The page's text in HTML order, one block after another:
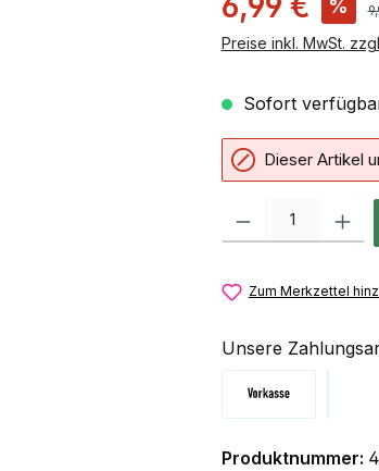
%
Preise inkl. MwSt.
Sofort
Dieser Artikel
Zum Merkzettel
Unsere
Produktnummer: